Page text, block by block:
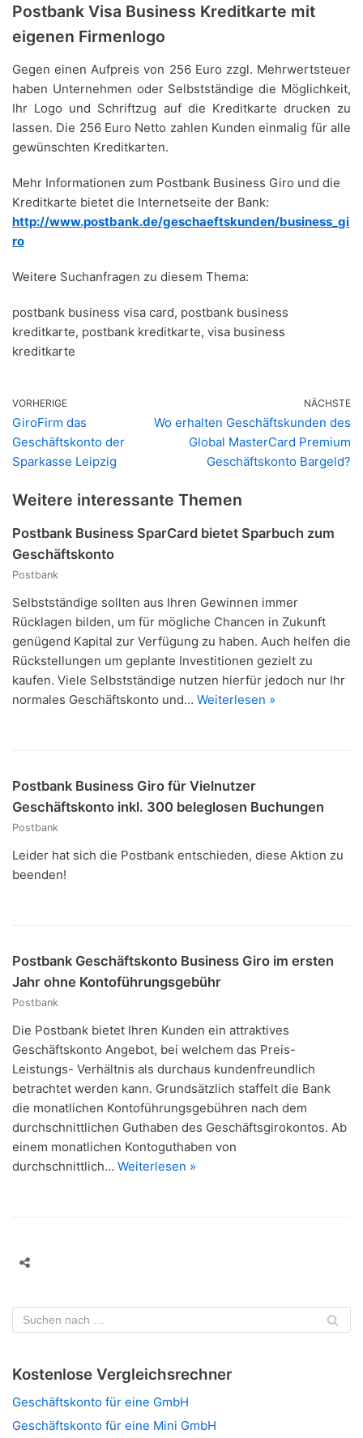
Postbank Visa Business Kreditkarte mit
eigenen Firmenlogo
Gegen einen Aufpreis von 256 Euro zzgl. Mehrwertsteuer
haben Unternehmen oder Selbstständige die Möglichkeit,
Ihr Logo und Schriftzug auf die Kreditkarte drucken zu
lassen. Die 256 Euro Netto zahlen Kunden einmalig für alle
gewünschten Kreditkarten.
Mehr Informationen zum Postbank Business Giro und die
Kreditkarte bietet die Internetseite der Bank:
http://www.postbank.de/geschaeftskunden/business_gi
ro
Weitere Suchanfragen zu diesem Thema:
postbank business visa card, postbank business
kreditkarte, postbank kreditkarte, visa business
kreditkarte
VORHERIGE
GiroFirm das
Geschäftskonto der
Sparkasse Leipzig
NÄCHSTE
Wo erhalten Geschäftskunden des
Global MasterCard Premium
Geschäftskonto Bargeld?
Weitere interessante Themen
Postbank Business SparCard bietet Sparbuch zum
Geschäftskonto
Postbank
Selbstständige sollten aus Ihren Gewinnen immer
Rücklagen bilden, um für mögliche Chancen in Zukunft
genügend Kapital zur Verfügung zu haben. Auch helfen die
Rückstellungen um geplante Investitionen gezielt zu
kaufen. Viele Selbstständige nutzen hierfür jedoch nur Ihr
normales Geschäftskonto und… Weiterlesen »
Postbank Business Giro für Vielnutzer
Geschäftskonto inkl. 300 beleglosen Buchungen
Postbank
Leider hat sich die Postbank entschieden, diese Aktion zu
beenden!
Postbank Geschäftskonto Business Giro im ersten
Jahr ohne Kontoführungsgebühr
Postbank
Die Postbank bietet Ihren Kunden ein attraktives
Geschäftskonto Angebot, bei welchem das Preis-
Leistungs- Verhältnis als durchaus kundenfreundlich
betrachtet werden kann. Grundsätzlich staffelt die Bank
die monatlichen Kontoführungsgebühren nach dem
durchschnittlichen Guthaben des Geschäftsgirokontos. Ab
einem monatlichen Kontoguthaben von
durchschnittlich… Weiterlesen »
Kostenlose Vergleichsrechner
Geschäftskonto für eine GmbH
Geschäftskonto für eine Mini GmbH